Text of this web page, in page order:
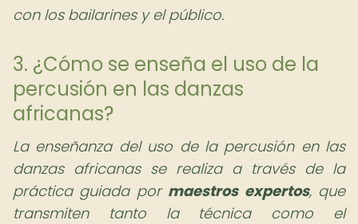
con los bailarines y el público.
3. ¿Cómo se enseña el uso de la
percusión en las danzas
africanas?
La enseñanza del uso de la percusión en las
danzas africanas se realiza a través de la
práctica guiada por maestros expertos, que
transmiten tanto la técnica como el